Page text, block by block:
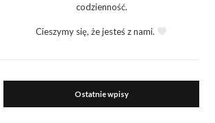
codzienność.
Cieszymy się, że jesteś z nami.
Ostatnie wpisy